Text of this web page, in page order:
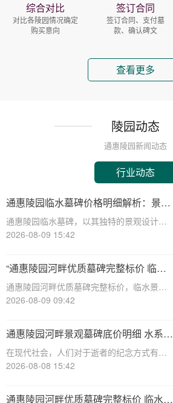
综合对比
对比各陵园情况确定
购买意向
签订合同
签订合同、支付墓
款、确认碑文
查看更多
陵园动态
通惠陵园新闻动态
行业动态
通惠陵园临水墓碑价格明细解析：景观
维护费用承担政策及专属福利解读
通惠陵园临水墓碑，以其独特的景观设计和
深厚的文化内涵，成为众多家属的选择。本
构成、园区景观维护费用承担情况、以及家
属可享受的相关福利，为您提供全面的信息
参考。☎
2026-08-09 15:42
“通惠陵园河畔优质墓碑完整标价 临水
景观无需额外加价：性价比之选深度解
析”
通惠陵园河畔优质墓碑完整标价，临水景观
无需额外加价：性价比之选深度解析☎ 通惠
死亡和丧葬的思考越来越深入，选择一个合
适的墓地和墓碑成为许多家庭的重
2026-08-09 09:42
通惠陵园河畔景观墓碑底价明细 水系养
护费用无需额外支付详解
在现代社会，人们对于逝者的纪念方式有了
更多的选择和需求。通惠陵园作为一家专业
的服务，其中河畔景观墓碑因其独特的自然
2026-08-08 15:42
通惠陵园河畔优质墓碑完整标价 临水景